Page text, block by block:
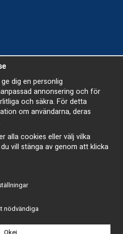
paket skickas hela
dig en personlig
annonsering och för
och säkra. För detta
om användarna, deras
alla cookies eller välj vilka
vill stänga av genom att klicka
nödvändiga